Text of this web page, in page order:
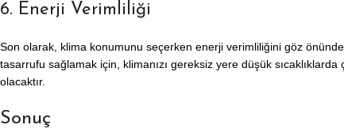
6. Enerji Verimliliği
Son olarak, klima konumunu seçerken enerji verimliliğini göz
tasarrufu sağlamak için, klimanızı gereksiz yere düşük sıcaklıklarda
olacaktır.
Sonuç